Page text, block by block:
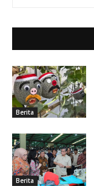
Berita
Berita